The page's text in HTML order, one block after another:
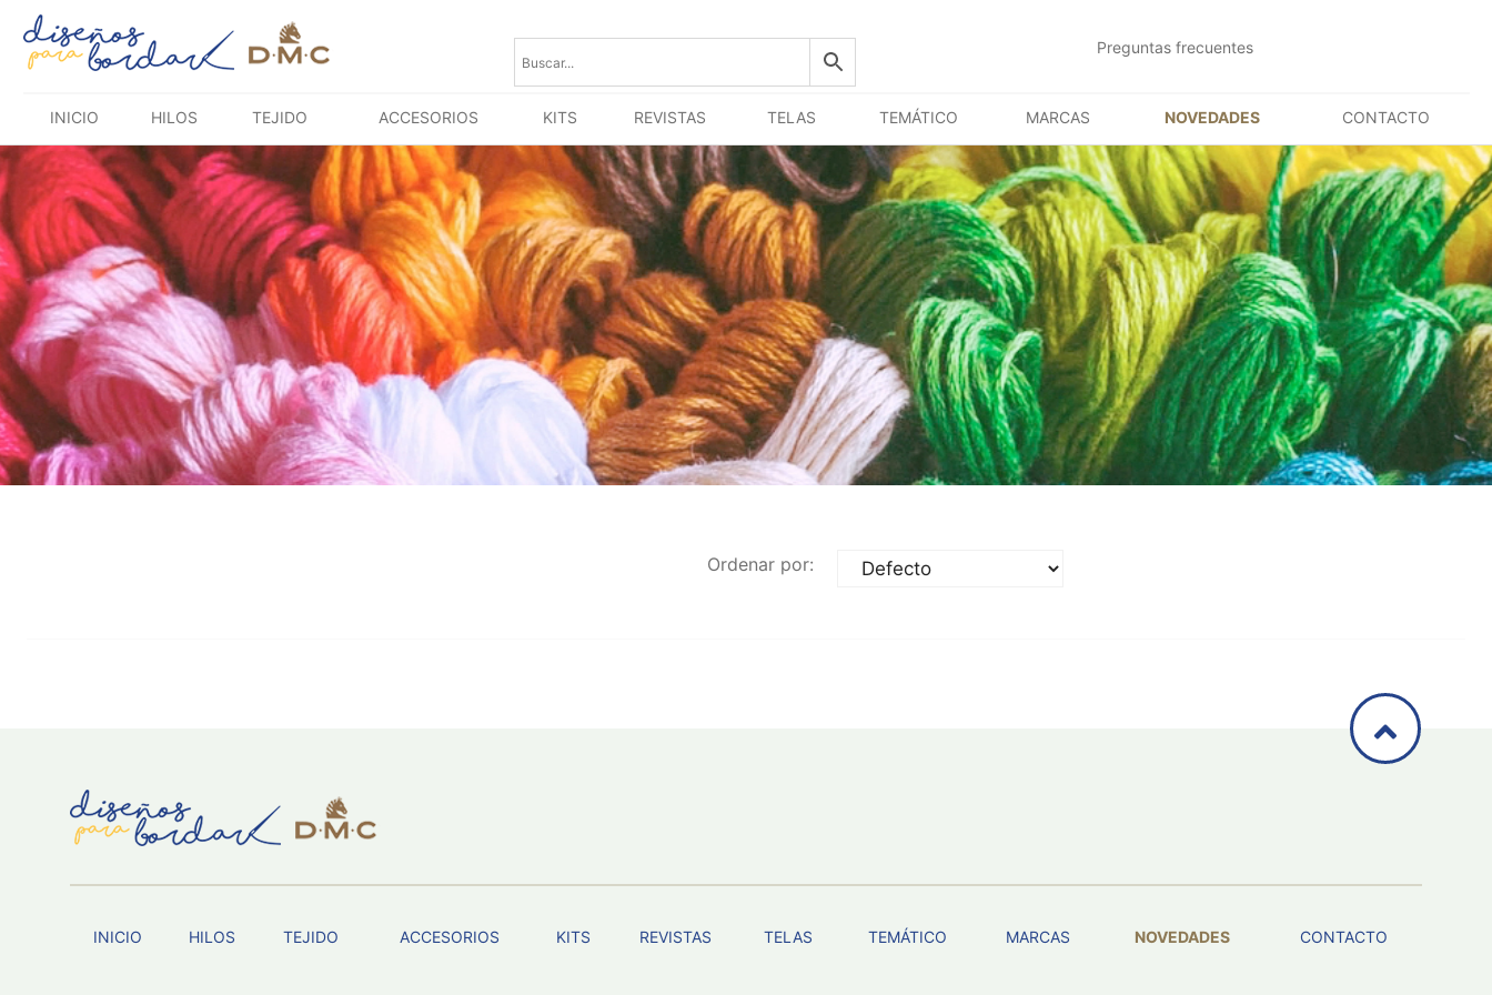
Saltar
contenido
Preguntas frecuentes
INICIO HILOS TEJIDO ACCESORIOS KITS REVISTAS TELAS TEMÁTICO MARCAS NOVEDADES CONTACTO
Ordenar por:
INICIO HILOS TEJIDO ACCESORIOS KITS REVISTAS TELAS TEMÁTICO MARCAS NOVEDADES CONTACTO